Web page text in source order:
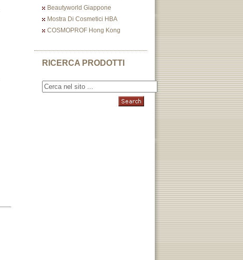
Beautyworld Giappone
Mostra Di Cosmetici HBA
COSMOPROF Hong Kong
RICERCA PRODOTTI